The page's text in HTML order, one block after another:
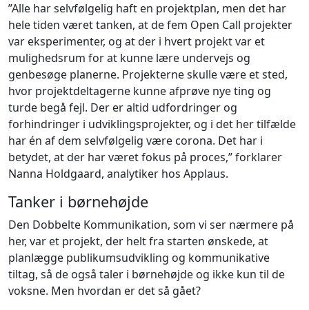
”Alle har selvfølgelig haft en projektplan, men det har
hele tiden været tanken, at de fem Open Call projekter
var eksperimenter, og at der i hvert projekt var et
mulighedsrum for at kunne lære undervejs og
genbesøge planerne. Projekterne skulle være et sted,
hvor projektdeltagerne kunne afprøve nye ting og
turde begå fejl. Der er altid udfordringer og
forhindringer i udviklingsprojekter, og i det her tilfælde
har én af dem selvfølgelig være corona. Det har i
betydet, at der har været fokus på proces,” forklarer
Nanna Holdgaard, analytiker hos Applaus.
Tanker i børnehøjde
Den Dobbelte Kommunikation, som vi ser nærmere på
her, var et projekt, der helt fra starten ønskede, at
planlægge publikumsudvikling og kommunikative
tiltag, så de også taler i børnehøjde og ikke kun til de
voksne. Men hvordan er det så gået?